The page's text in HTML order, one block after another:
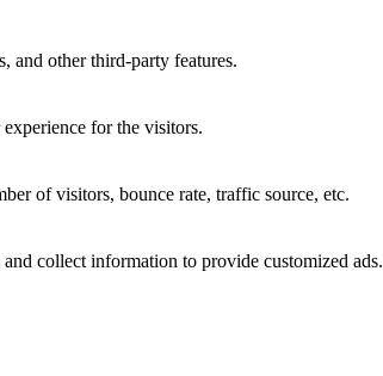
and other third-party features.
for the visitors.
of visitors, bounce rate, traffic source, etc.
collect information to provide customized ads.